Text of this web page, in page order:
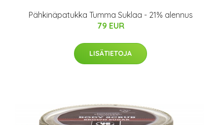
Pähkinäpatukka Tumma Suklaa - 21% alennus
79 EUR
LISÄTIETOJA